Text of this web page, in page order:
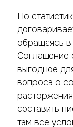
По
обращаясь
Соглашение
выгодное
вопроса о
составить
там все